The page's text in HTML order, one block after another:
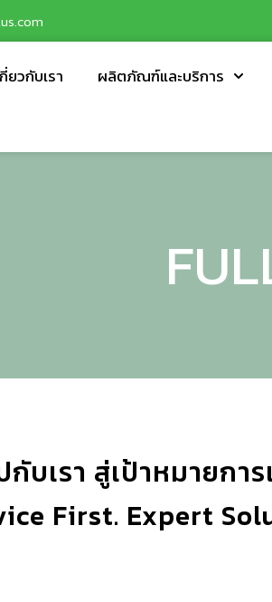
ยวกับเรา ผลิตภัณฑ์และบริการ
กับเรา สู่เป้าหมายก
First. Expert